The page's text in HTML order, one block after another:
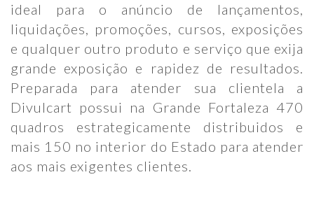
ideal para o anúncio de lançamentos,
liquidações, promoções, cursos, exposições
e qualquer outro produto e serviço que exija
grande exposição e rapidez de resultados.
Preparada para atender sua clientela a
Divulcart possui na Grande Fortaleza 470
quadros estrategicamente distribuidos e
mais 150 no interior do Estado para atender
aos mais exigentes clientes.